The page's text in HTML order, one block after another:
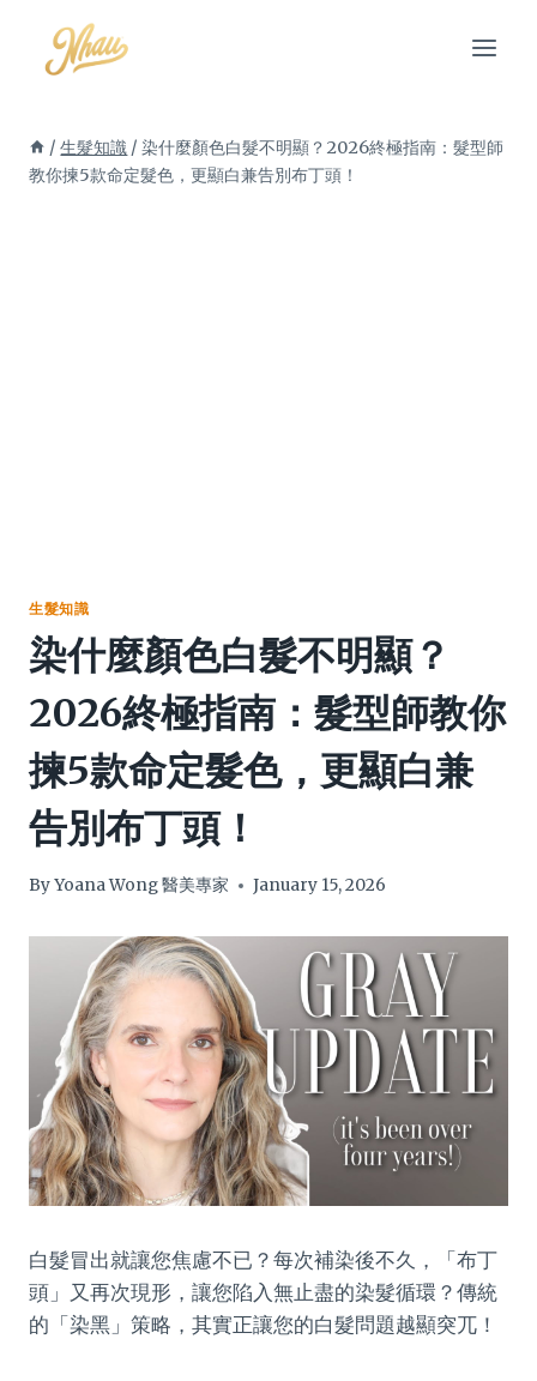
content
/ 生髮知識 / 染什麼顏色白髮不明顯？2026終極指南：髮型師
教你揀5款命定髮色，更顯白兼告別布丁頭！
生髮知識
染什麼顏色白髮不明顯？
2026終極指南：髮型師教你
揀5款命定髮色，更顯白兼
告別布丁頭！
ByYoana Wong 醫美專家 January 15, 2026
白髮冒出就讓您焦慮不已？每次補染後不久，「布丁
頭」又再次現形，讓您陷入無止盡的染髮循環？傳統
的「染黑」策略，其實正讓您的白髮問題越顯突兀！